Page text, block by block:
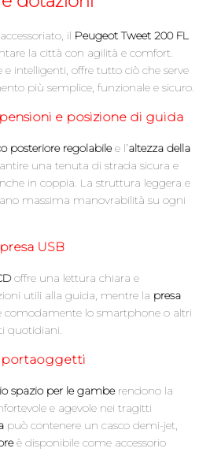
il Peugeot Tweet 200 FL
la città con agilità e comfort.
e intelligenti, offre tutto ciò che serve
più semplice, funzionale e sicuro.
e posizione di guida
posteriore regolabilee l’altezza della
una tenuta di strada sicura e
in coppia. La struttura leggera e
massima manovrabilità su ogni
USB
offre una lettura chiara e
utili alla guida, mentre la presa
comodamente lo smartphone o altri
quotidiani.
portaoggetti
spazio per le gamberendono la
e agevole nei tragitti
può contenere un casco demi-jet,
è disponibile come accessorio